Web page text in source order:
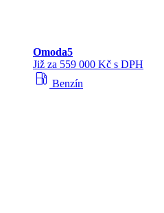
Omoda5
Již za 559 000 Kč s DPH
local_gas_station Benzín